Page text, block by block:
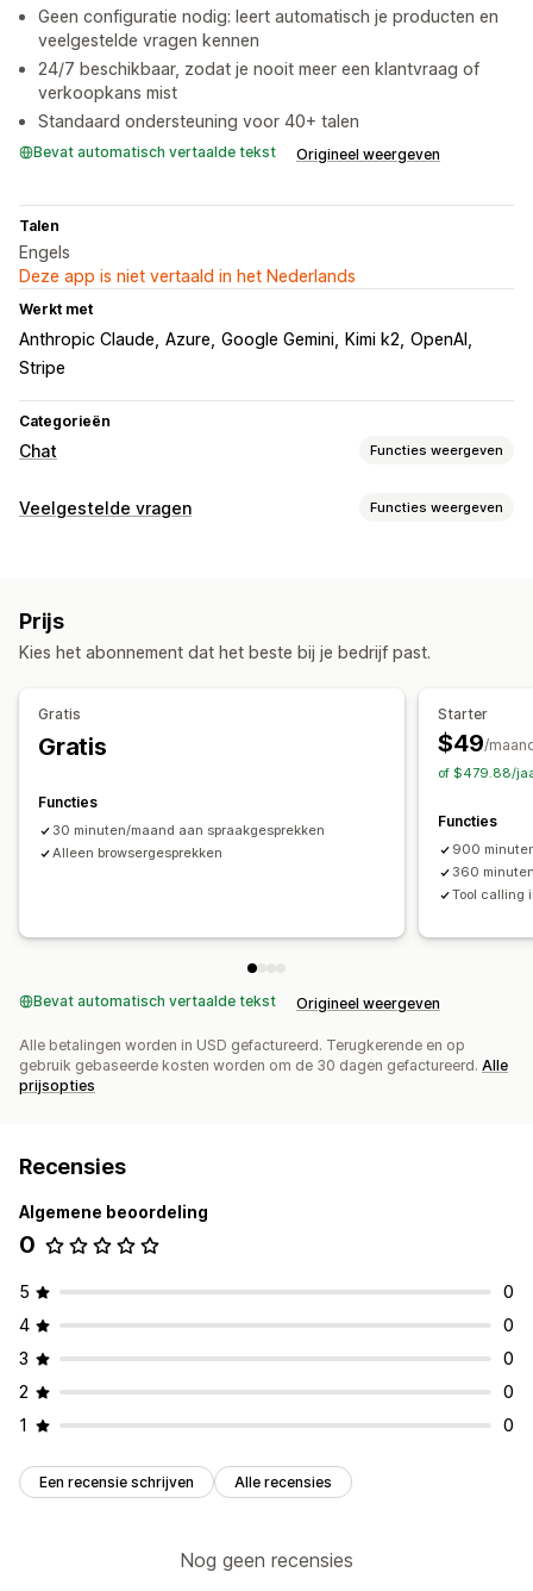
Geen configuratie nodig: leert automatisch je producten en
veelgestelde vragen kennen
24/7 beschikbaar, zodat je nooit meer een klantvraag of
verkoopkans mist
Standaard ondersteuning voor 40+ talen
Bevat automatisch vertaalde tekst Origineel weergeven
Talen
Engels
Deze app is niet vertaald in het Nederlands
Werkt met
Anthropic Claude Azure Google Gemini Kimi k2 OpenAI
Stripe
Categorieën
Chat Functies weergeven
Berichten versturen in real time
Geautomatiseerde antwoorden
Winkelwagenherstel
Kortingen
Veelgestelde vragen
Aanpassing
Kleur en lettertype
Welkomstberichten
Veelgestelde vragen Functies weergeven
Weergaveopties
Prijs
Kies het abonnement dat het beste bij je bedrijf past.
Gratis
Gratis
Functies
30 minuten/maand aan spraakgesprekken
Alleen browsergesprekken
Starter
$49/
of $479.88/
Functies
900
360
Tool calling
Bevat automatisch vertaalde tekst Origineel weergeven
Alle betalingen worden in USD gefactureerd. Terugkerende en op
gebruik gebaseerde kosten worden om de 30 dagen gefactureerd. Alle
prijsopties
Recensies
Algemene beoordeling
0
5
0
4
0
3
0
2
0
1
0
Een recensie schrijven Alle recensies
Nog geen recensies